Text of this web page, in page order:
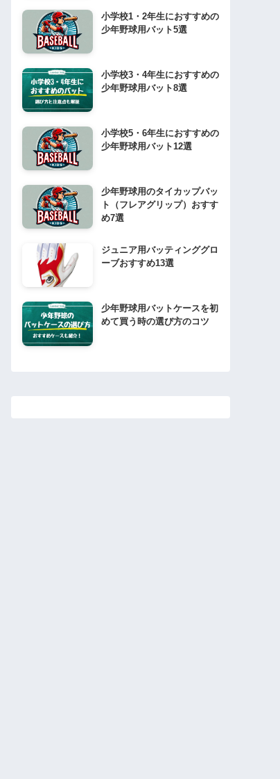
小学校1・2年生におすすめの
少年野球用バット5選
小学校3・4年生におすすめの
少年野球用バット8選
小学校5・6年生におすすめの
少年野球用バット12選
少年野球用のタイカップバッ
ト（フレアグリップ）おすす
め7選
ジュニア用バッティンググロ
ーブおすすめ13選
少年野球用バットケースを初
めて買う時の選び方のコツ